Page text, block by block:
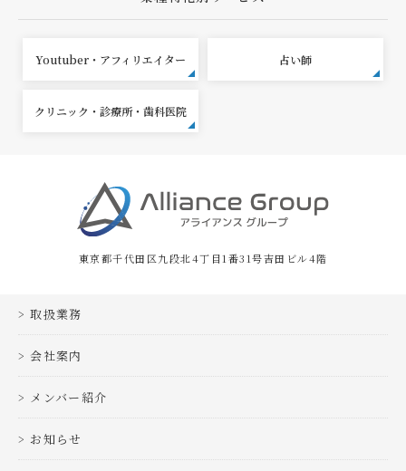
Youtuber・アフィリエイター 占い師
クリニック・診療所・歯科医院
東京都千代田区九段北4丁目1番31号吉田ビル4階
取扱業務
会社案内
メンバー紹介
お知らせ